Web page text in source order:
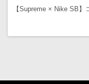
【Supreme × Nike SB